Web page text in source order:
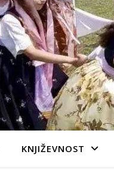
KNJIŽEVNOST